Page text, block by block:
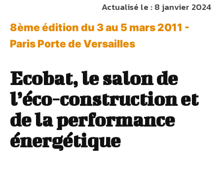
Actualisé le :8 janvier 2024
8ème édition du 3 au 5 mars 2011 -
Paris Porte de Versailles
Ecobat, le salon de
l’éco-construction et
de la performance
énergétique